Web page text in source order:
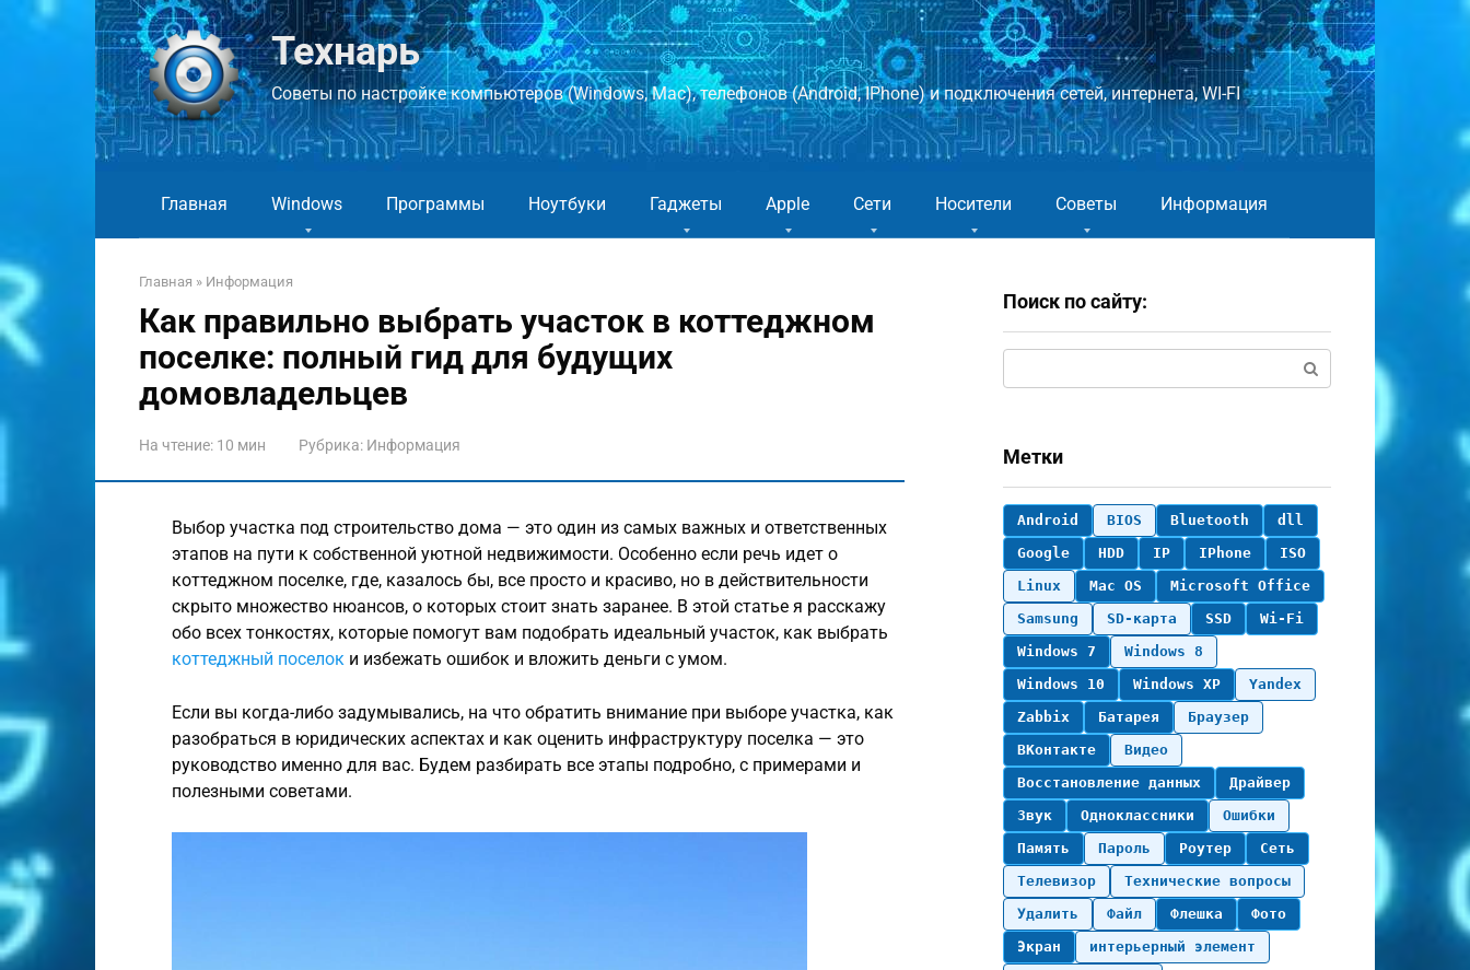
Перейти
Технарь
Советы по настройке компьютеров (Windows, Mac), телефонов (Android, IPhone) и подключения сетей, интернета, WI-FI
Главная Windows Программы Ноутбуки Гаджеты Apple Сети Носители Советы Информация
Главная » Информация
Как правильно выбрать участок в коттеджном
поселке: полный гид для будущих
домовладельцев
На чтение: 10 мин Рубрика: Информация
Выбор участка под строительство дома — это один из самых важных и ответственных
этапов на пути к собственной уютной недвижимости. Особенно если речь идет о
коттеджном поселке, где, казалось бы, все просто и красиво, но в действительности
скрыто множество нюансов, о которых стоит знать заранее. В этой статье я расскажу
обо всех тонкостях, которые помогут вам подобрать идеальный участок, как выбрать
коттеджный поселок и избежать ошибок и вложить деньги с умом.
Если вы когда-либо задумывались, на что обратить внимание при выборе участка, как
разобраться в юридических аспектах и как оценить инфраструктуру поселка — это
руководство именно для вас. Будем разбирать все этапы подробно, с примерами и
полезными советами.
Поиск по сайту:
Метки
Android BIOS Bluetooth
dll
Google
HDD IP IPhone
ISO
Linux
Mac OS
Microsoft Office
Samsung
SD-карта SSD
Wi-Fi
Windows 7
Windows 8
Windows 10
Windows XP
Yandex
Zabbix
Батарея
Браузер
ВКонтакте
Видео
Восстановление данных
Драйвер
Звук
Одноклассники
Ошибки
Память
Пароль Роутер
Сеть
Телевизор
Технические вопросы
Удалить
Файл Флешка
Фото
Экран
интерьерный элемент